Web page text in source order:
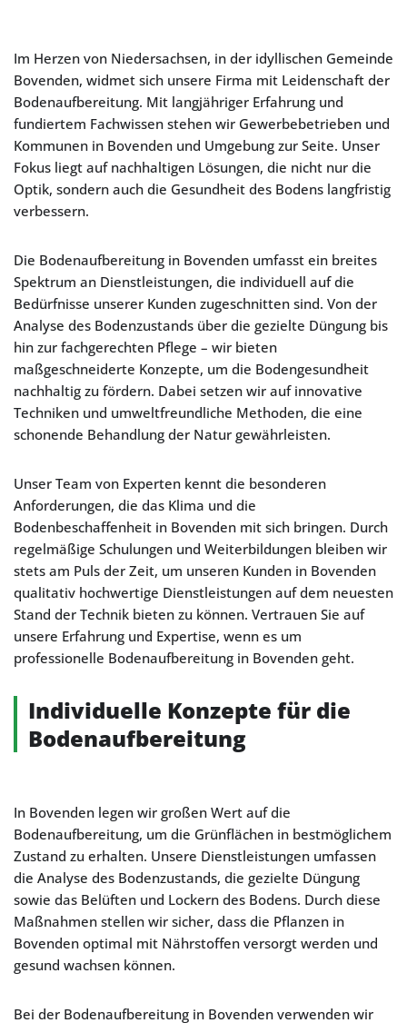
Im Herzen von Niedersachsen, in der idyllischen Gemeinde
Bovenden, widmet sich unsere Firma mit Leidenschaft der
Bodenaufbereitung. Mit langjähriger Erfahrung und
fundiertem Fachwissen stehen wir Gewerbebetrieben und
Kommunen in Bovenden und Umgebung zur Seite. Unser
Fokus liegt auf nachhaltigen Lösungen, die nicht nur die
Optik, sondern auch die Gesundheit des Bodens langfristig
verbessern.
Die Bodenaufbereitung in Bovenden umfasst ein breites
Spektrum an Dienstleistungen, die individuell auf die
Bedürfnisse unserer Kunden zugeschnitten sind. Von der
Analyse des Bodenzustands über die gezielte Düngung bis
hin zur fachgerechten Pflege – wir bieten
maßgeschneiderte Konzepte, um die Bodengesundheit
nachhaltig zu fördern. Dabei setzen wir auf innovative
Techniken und umweltfreundliche Methoden, die eine
schonende Behandlung der Natur gewährleisten.
Unser Team von Experten kennt die besonderen
Anforderungen, die das Klima und die
Bodenbeschaffenheit in Bovenden mit sich bringen. Durch
regelmäßige Schulungen und Weiterbildungen bleiben wir
stets am Puls der Zeit, um unseren Kunden in Bovenden
qualitativ hochwertige Dienstleistungen auf dem neuesten
Stand der Technik bieten zu können. Vertrauen Sie auf
unsere Erfahrung und Expertise, wenn es um
professionelle Bodenaufbereitung in Bovenden geht.
Individuelle Konzepte für die
Bodenaufbereitung
In Bovenden legen wir großen Wert auf die
Bodenaufbereitung, um die Grünflächen in bestmöglichem
Zustand zu erhalten. Unsere Dienstleistungen umfassen
die Analyse des Bodenzustands, die gezielte Düngung
sowie das Belüften und Lockern des Bodens. Durch diese
Maßnahmen stellen wir sicher, dass die Pflanzen in
Bovenden optimal mit Nährstoffen versorgt werden und
gesund wachsen können.
Bei der Bodenaufbereitung in Bovenden verwenden wir